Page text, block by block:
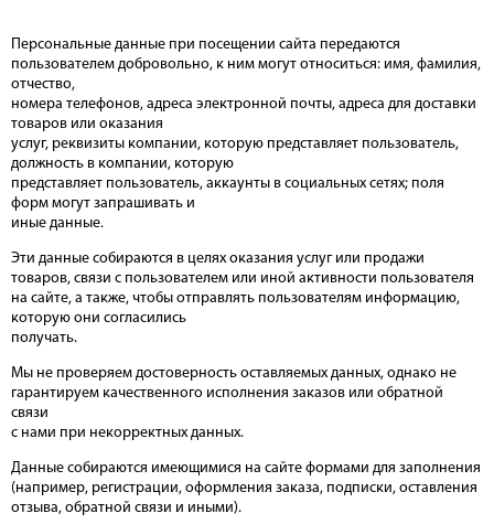
Персональные данные при посещении сайта передаются
пользователем добровольно, к ним могут относиться: имя, фамилия,
отчество,
номера телефонов, адреса электронной почты, адреса для доставки
товаров или оказания
услуг, реквизиты компании, которую представляет пользователь,
должность в компании, которую
представляет пользователь, аккаунты в социальных сетях; поля
форм могут запрашивать и
иные данные.
Эти данные собираются в целях оказания услуг или продажи
товаров, связи с пользователем или иной активности пользователя
на сайте, а также, чтобы отправлять пользователям информацию,
которую они согласились
получать.
Мы не проверяем достоверность оставляемых данных, однако не
гарантируем качественного исполнения заказов или обратной
связи
с нами при некорректных данных.
Данные собираются имеющимися на сайте формами для заполнения
(например, регистрации, оформления заказа, подписки, оставления
отзыва, обратной связи и иными).